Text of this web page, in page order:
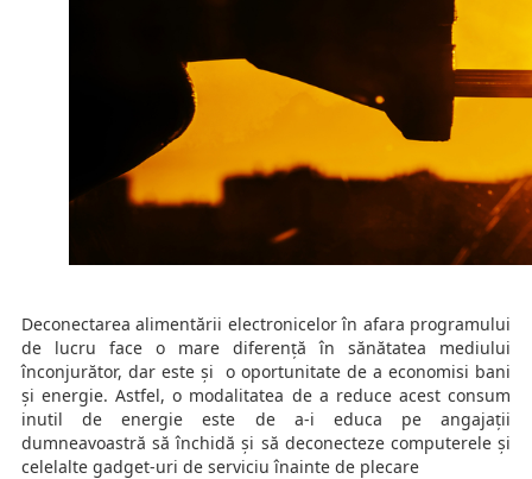
Deconectarea alimentării electronicelor în afara programului
de lucru face o mare diferență în sănătatea mediului
înconjurător, dar este și o oportunitate de a economisi bani
și energie. Astfel, o modalitatea de a reduce acest consum
inutil de energie este de a-i educa pe angajații
dumneavoastră să închidă și să deconecteze computerele și
celelalte gadget-uri de serviciu înainte de plecare